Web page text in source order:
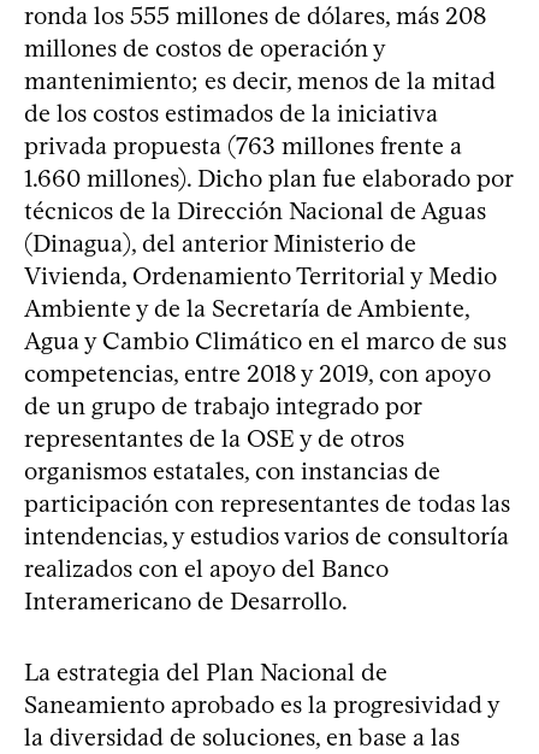
ronda los 555 millones de dólares, más 208
millones de costos de operación y
mantenimiento; es decir, menos de la mitad
de los costos estimados de la iniciativa
privada propuesta (763 millones frente a
1.660 millones). Dicho plan fue elaborado por
técnicos de la Dirección Nacional de Aguas
(Dinagua), del anterior Ministerio de
Vivienda, Ordenamiento Territorial y Medio
Ambiente y de la Secretaría de Ambiente,
Agua y Cambio Climático en el marco de sus
competencias, entre 2018 y 2019, con apoyo
de un grupo de trabajo integrado por
representantes de la OSE y de otros
organismos estatales, con instancias de
participación con representantes de todas las
intendencias, y estudios varios de consultoría
realizados con el apoyo del Banco
Interamericano de Desarrollo.
La estrategia del Plan Nacional de
Saneamiento aprobado es la progresividad y
la diversidad de soluciones, en base a las